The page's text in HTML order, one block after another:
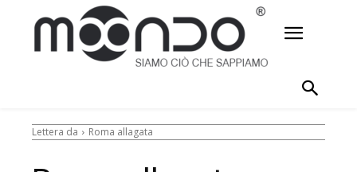
Lettera da Roma allagata